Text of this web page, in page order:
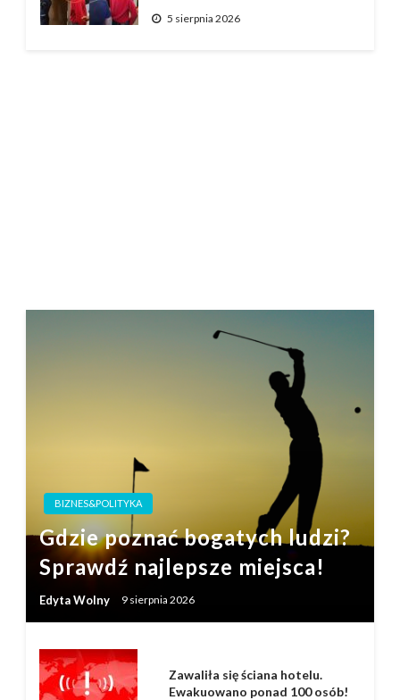
5 sierpnia 2026
BIZNES&POLITYKA
Gdzie poznać bogatych ludzi?
Sprawdź najlepsze miejsca!
Edyta Wolny 9 sierpnia 2026
Zawaliła się ściana hotelu.
Ewakuowano ponad 100 osób!